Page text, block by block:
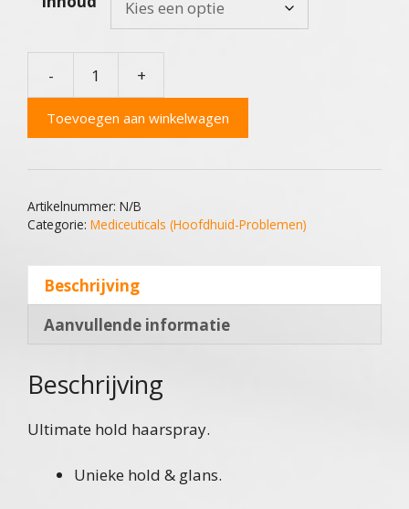
-
Haarlak
aantal
+
Toevoegen aan winkelwagen
Artikelnummer: N/B
Categorie: Mediceuticals (Hoofdhuid-Problemen)
Beschrijving
Aanvullende informatie
Beschrijving
Ultimate hold haarspray.
Unieke hold & glans.